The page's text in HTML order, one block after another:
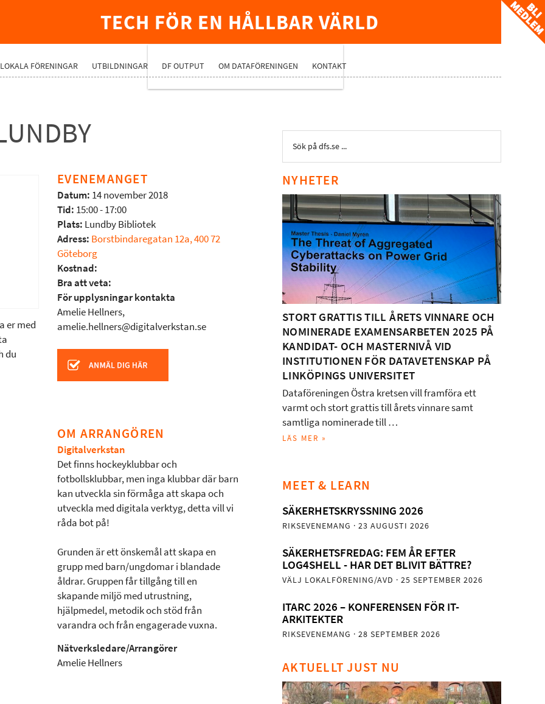
TECH FÖR EN HÅLLBAR VÄRLD
PREMIUMNÄTVERK
LOKALA FÖRENINGAR UTBILDNINGAR DF OUTPUT OM DATAFÖRENINGEN KONTAKT
er med
du
EVENEMANGET
Datum: 14 november 2018
Tid: 15:00 - 17:00
Plats: Lundby Bibliotek
Adress: Borstbindaregatan 12a, 400 72
Göteborg
Kostnad:
Bra att veta:
För upplysningar kontakta
Amelie Hellners,
amelie.hellners@digitalverkstan.se
OM ARRANGÖREN
Digitalverkstan
Det finns hockeyklubbar och
fotbollsklubbar, men inga klubbar där barn
kan utveckla sin förmåga att skapa och
utveckla med digitala verktyg, detta vill vi
råda bot på!
Grunden är ett önskemål att skapa en
grupp med barn/ungdomar i blandade
åldrar. Gruppen får tillgång till en
skapande miljö med utrustning,
hjälpmedel, metodik och stöd från
varandra och från engagerade vuxna.
Nätverksledare/Arrangörer
Amelie Hellners
NYHETER
STORT GRATTIS TILL ÅRETS VINNARE OCH
NOMINERADE EXAMENSARBETEN 2025 PÅ
KANDIDAT- OCH MASTERNIVÅ VID
INSTITUTIONEN FÖR DATAVETENSKAP PÅ
LINKÖPINGS UNIVERSITET
Dataföreningen Östra kretsen vill framföra ett
varmt och stort grattis till årets vinnare samt
samtliga nominerade till …
LÄS MER »
MEET & LEARN
SÄKERHETSKRYSSNING 2026
RIKSEVENEMANG · 23 AUGUSTI 2026
SÄKERHETSFREDAG: FEM ÅR EFTER
LOG4SHELL - HAR DET BLIVIT BÄTTRE?
VÄLJ LOKALFÖRENING/AVD · 25 SEPTEMBER 2026
ITARC 2026 – KONFERENSEN FÖR IT-
ARKITEKTER
RIKSEVENEMANG · 28 SEPTEMBER 2026
AKTUELLT JUST NU